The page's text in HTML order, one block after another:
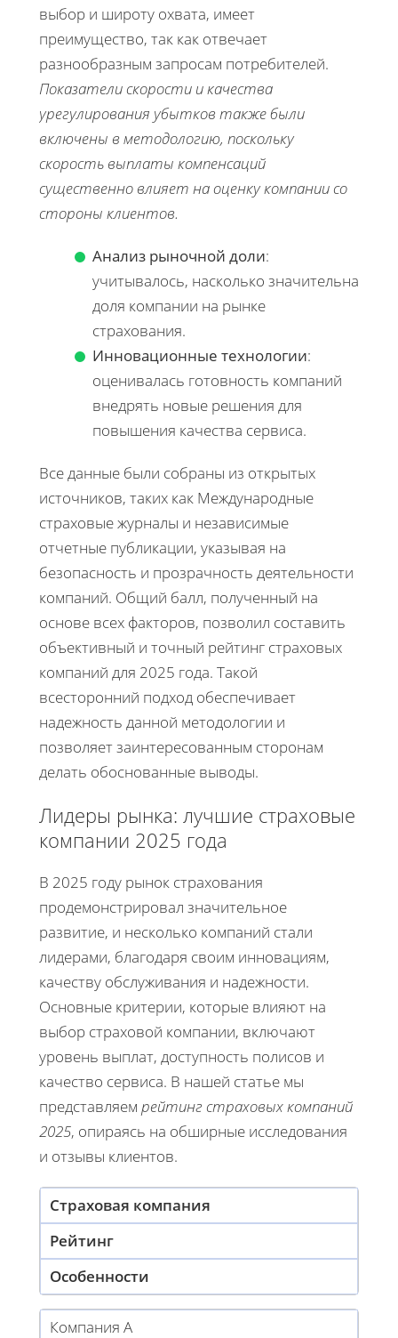
выбор и широту охвата, имеет
преимущество, так как отвечает
разнообразным запросам потребителей.
Показатели скорости и качества
урегулирования убытков также были
включены в методологию, поскольку
скорость выплаты компенсаций
существенно влияет на оценку компании со
стороны клиентов.
Анализ рыночной доли:
учитывалось, насколько значительна
доля компании на рынке
страхования.
Инновационные технологии:
оценивалась готовность компаний
внедрять новые решения для
повышения качества сервиса.
Все данные были собраны из открытых
источников, таких как Международные
страховые журналы и независимые
отчетные публикации, указывая на
безопасность и прозрачность деятельности
компаний. Общий балл, полученный на
основе всех факторов, позволил составить
объективный и точный рейтинг страховых
компаний для 2025 года. Такой
всесторонний подход обеспечивает
надежность данной методологии и
позволяет заинтересованным сторонам
делать обоснованные выводы.
Лидеры рынка: лучшие страховые
компании 2025 года
В 2025 году рынок страхования
продемонстрировал значительное
развитие, и несколько компаний стали
лидерами, благодаря своим инновациям,
качеству обслуживания и надежности.
Основные критерии, которые влияют на
выбор страховой компании, включают
уровень выплат, доступность полисов и
качество сервиса. В нашей статье мы
представляем рейтинг страховых компаний
2025, опираясь на обширные исследования
и отзывы клиентов.
Страховая компания
Рейтинг
Особенности
Компания А